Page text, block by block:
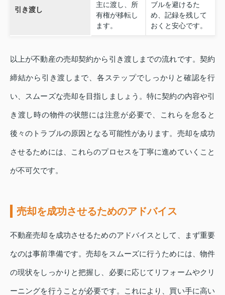
引き渡し
主に渡し、所
有権が移転し
ます。
ブルを避けるた
め、記録を残して
おくと安心です。
以上が不動産の売却契約から引き渡しまでの流れです。契約
締結から引き渡しまで、各ステップでしっかりと確認を行
い、スムーズな売却を目指しましょう。特に契約の内容や引
き渡し時の物件の状態には注意が必要で、これらを怠ると
後々のトラブルの原因となる可能性があります。売却を成功
させるためには、これらのプロセスを丁寧に進めていくこと
が不可欠です。
売却を成功させるためのアドバイス
不動産売却を成功させるためのアドバイスとして、まず重要
なのは事前準備です。売却をスムーズに行うためには、物件
の現状をしっかりと把握し、必要に応じてリフォームやクリ
ーニングを行うことが必要です。これにより、買い手に高い